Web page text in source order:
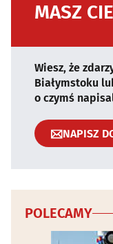
MASZ
Wiesz, że
Białymstoku
o czymś
NAPISZ
POLECAMY